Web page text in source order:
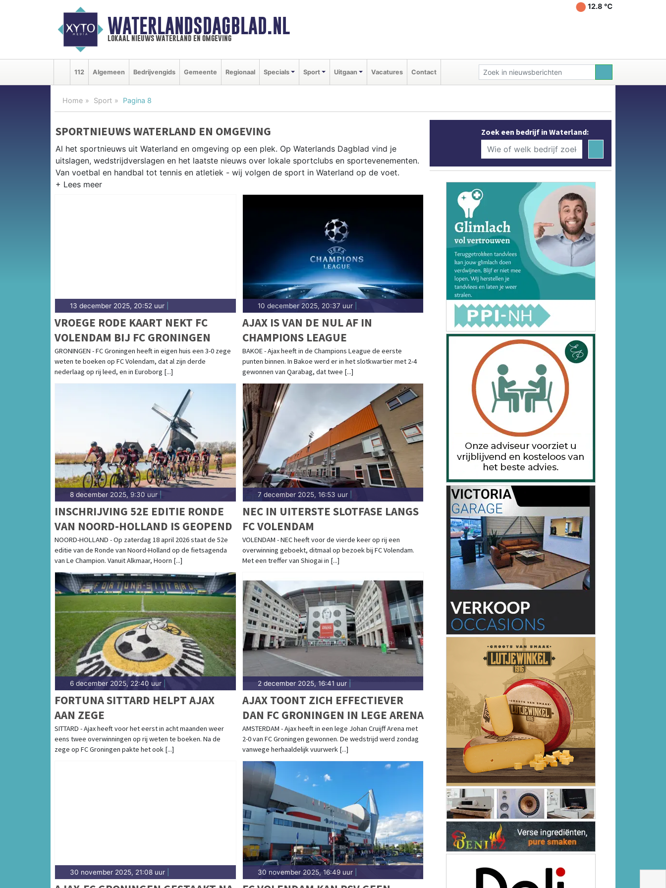
WATERLANDSDAGBLAD.NL
lokaal nieuws waterland en omgeving
12.8 ℃
112 Algemeen Bedrijvengids Gemeente Regionaal Specials Sport Uitgaan Vacatures Contact
Home Sport Pagina 8
SPORTNIEUWS WATERLAND EN OMGEVING
Al het sportnieuws uit Waterland en omgeving op een plek. Op Waterlands Dagblad vind je
uitslagen, wedstrijdverslagen en het laatste nieuws over lokale sportclubs en sportevenementen.
Van voetbal en handbal tot tennis en atletiek - wij volgen de sport in Waterland op de voet.
het groene Waterlandse polderlandschap — sport in Waterland past bij de natuur. Blijf op de
13 december 2025, 20:52 uur
VROEGE RODE KAART NEKT FC
VOLENDAM BIJ FC GRONINGEN
GRONINGEN - FC Groningen heeft in eigen huis een 3-0 zege
weten te boeken op FC Volendam, dat al zijn derde
nederlaag op rij leed, en in Euroborg [...]
10 december 2025, 20:37 uur|
AJAX IS VAN DE NUL AF IN
CHAMPIONS LEAGUE
BAKOE - Ajax heeft in de Champions League de eerste
punten binnen. In Bakoe werd er in het slotkwartier met 2-4
gewonnen van Qarabag, dat twee [...]
8 december 2025, 9:30 uur
INSCHRIJVING 52E EDITIE RONDE
VAN NOORD-HOLLAND IS GEOPEND
NOORD-HOLLAND - Op zaterdag 18 april 2026 staat de 52e
editie van de Ronde van Noord-Holland op de fietsagenda
van Le Champion. Vanuit Alkmaar, Hoorn [...]
7 december 2025, 16:53 uur|
NEC IN UITERSTE SLOTFASE LANGS
FC VOLENDAM
VOLENDAM - NEC heeft voor de vierde keer op rij een
overwinning geboekt, ditmaal op bezoek bij FC Volendam.
Met een treffer van Shiogai in [...]
6 december 2025, 22:40 uur
FORTUNA SITTARD HELPT AJAX
AAN ZEGE
SITTARD - Ajax heeft voor het eerst in acht maanden weer
eens twee overwinningen op rij weten te boeken. Na de
zege op FC Groningen pakte het ook [...]
2 december 2025, 16:41 uur|
AJAX TOONT ZICH EFFECTIEVER
DAN FC GRONINGEN IN LEGE ARENA
AMSTERDAM - Ajax heeft in een lege Johan Cruijff Arena met
2-0 van FC Groningen gewonnen. De wedstrijd werd zondag
vanwege herhaaldelijk vuurwerk [...]
30 november 2025, 21:08 uur 30 november 2025, 16:49 uur|
Zoek een bedrijf in Waterland: